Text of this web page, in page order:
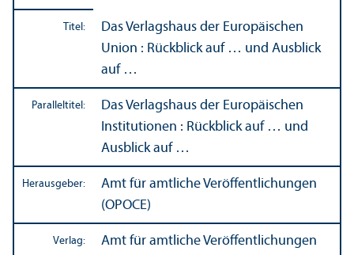
Titel:
Das Verlagshaus der Europäischen
Union : Rückblick auf … und Ausblick
auf …
Paralleltitel:
Das Verlagshaus der Europäischen
Institutionen : Rückblick auf … und
Ausblick auf …
Herausgeber:
Amt für amtliche Veröffentlichungen
(OPOCE)
Verlag:
Amt für amtliche Veröffentlichungen